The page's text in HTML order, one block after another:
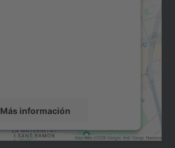
Más información
Aceptar